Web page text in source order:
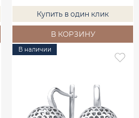
Купить в один клик
В КОРЗИНУ
В наличии